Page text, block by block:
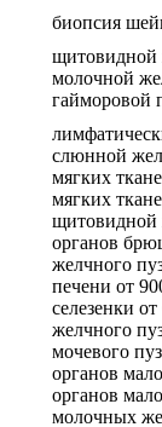
биопсия
щитовидной
молочной
гайморовой
слюнной
мягких
мягких
щитовидной
органов
желчного
печени от
селезенки от
желчного
мочевого
органов
органов
молочных